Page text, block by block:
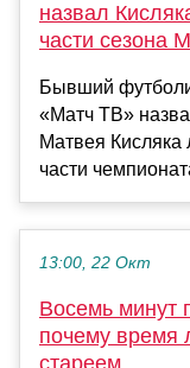
назвал
части сезона
Бывший
«Матч ТВ»
Матвея
части
13:00, 22 Окт
Восемь минут
почему время